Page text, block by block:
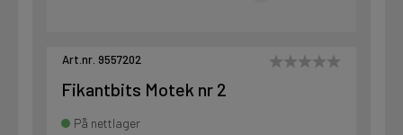
Art.nr. 9557202
Fikantbits Motek nr 2
På nettlager